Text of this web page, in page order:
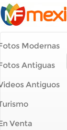
Modernas
Antiguas
Antiguos
Venta